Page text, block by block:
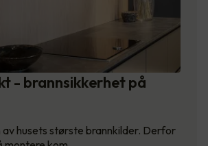
- brannsikkerhet på
av husets største brannkilder. Derfor